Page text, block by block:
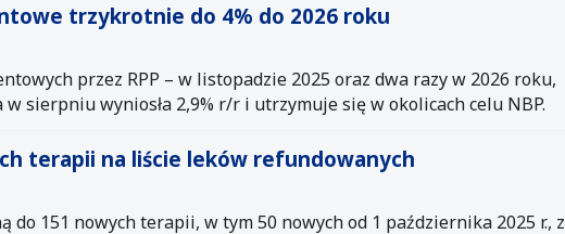
trzykrotnie do 4% do 2026 roku
przez RPP – w listopadzie 2025 oraz dwa razy w 2026 roku,
sierpniu wyniosła 2,9% r/r i utrzymuje się w okolicach celu NBP.
terapii na liście leków refundowanych
151 nowych terapii, w tym 50 nowych od 1 października 2025 r., z